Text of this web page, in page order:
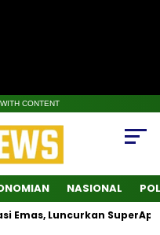
CONTENT
NASIONAL
Luncurkan SuperApps